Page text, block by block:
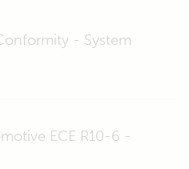
- System
ECE R10-6 -